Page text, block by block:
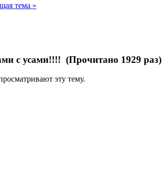
тема »
с усами!!!! (Прочитано 1929 раз)
эту тему.